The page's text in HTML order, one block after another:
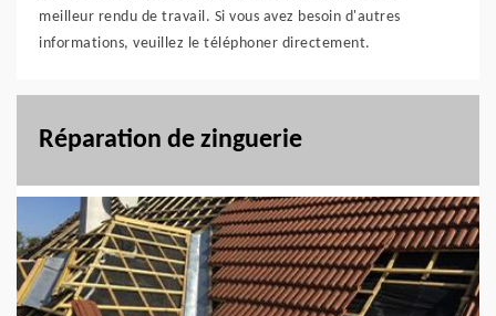
meilleur rendu de travail. Si vous avez besoin d'autres
informations, veuillez le téléphoner directement.
Réparation de zinguerie